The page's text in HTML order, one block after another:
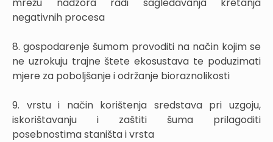
negativnih procesa
8. gospodarenje šumom provoditi na način kojim se
ne uzrokuju trajne štete ekosustava te poduzimati
mjere za poboljšanje i održanje bioraznolikosti
9. vrstu i način korištenja sredstava pri uzgoju,
iskorištavanju i zaštiti šuma prilagoditi
posebnostima staništa i vrsta